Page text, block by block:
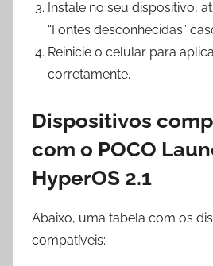
Instale no seu dispositivo,
“Fontes desconhecidas”
Reinicie o celular para
corretamente.
Dispositivos
com o POCO
HyperOS 2.1
Abaixo, uma tabela com os
compatíveis: